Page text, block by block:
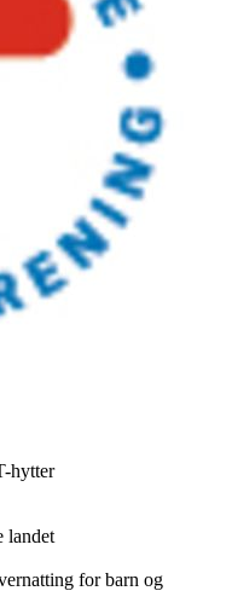
hytter
landet
for barn og